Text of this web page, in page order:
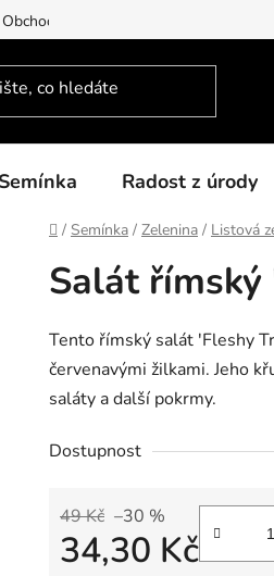
Obchodní podmínky Podmínky
Semínka Radost z úrody
Domů
/ Semínka / Zelenina / Listová
Salát
Tento římský salát 'Fleshy
červenavými žilkami. Jeho
saláty a další pokrmy.
Dostupnost
49 Kč –30 %
34,30 Kč